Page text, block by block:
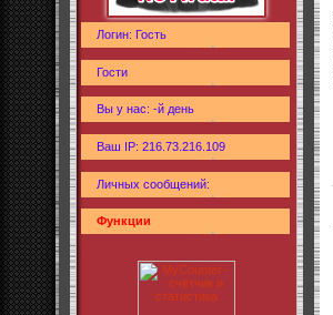
Логин: Гость
Гости
Вы у нас: -й день
Ваш IP: 216.73.216.109
Личных сообщений:
Функции